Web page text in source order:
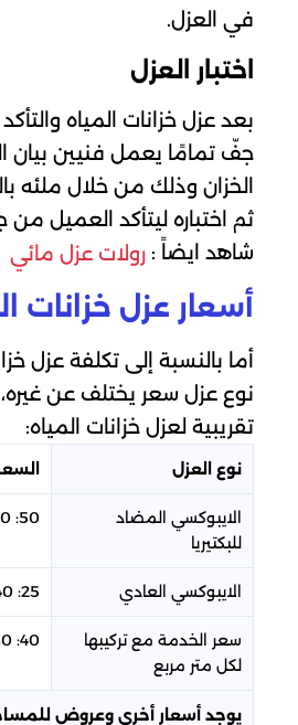
في العزل.
اختبار العزل
بعد عزل خزانات المياه
جفّ تمامًا يعمل فنيين بيان
الخزان وذلك من خلال ملئه
ثم اختباره ليتأكد العميل من
شاهد ايضاً : رولات عزل مائي
أسعار عزل خزانات
أما بالنسبة إلى تكلفة عزل
نوع عزل سعر يختلف عن
تقريبية لعزل خزانات المياه:
نوع العزل
الايبوكسي المضاد
للبكتيريا
50: 100 ريال سعودي
الايبوكسي العادي 25: 40 ريال سعودي
سعر الخدمة مع تركيبها
لكل متر مربع
40: 80 ريال سعودي
يوجد أسعار أخرى وعروض